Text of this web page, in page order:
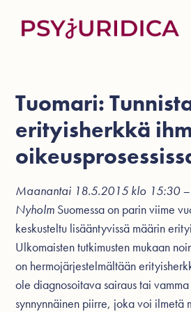
Tuomari:
erityisherkkä
Maanantai 18.5.2015 klo 15:30
Nyholm Suomessa on parin viime
keskusteltu lisääntyvissä määrin
Ulkomaisten tutkimusten mukaan
on hermojärjestelmältään
ole diagnosoitava sairaus tai
synnynnäinen piirre, joka voi ilmetä